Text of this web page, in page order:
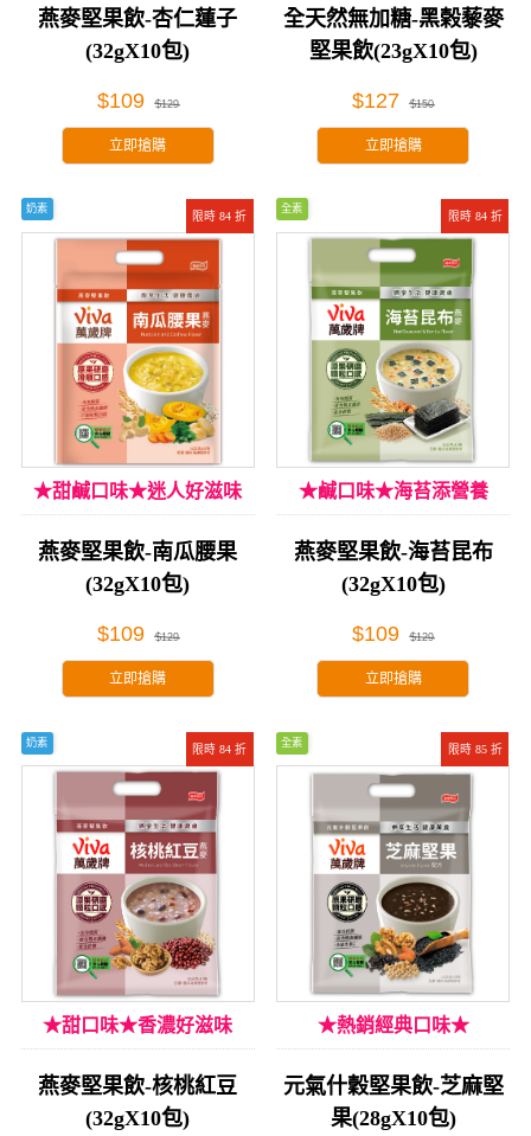
燕麥堅果飲-杏仁蓮子
(32gX10包)
$109 $129
立即搶購
全天然無加糖-黑榖藜麥
堅果飲(23gX10包)
$127 $150
立即搶購
限時 84 折
奶素
★甜鹹口味★迷人好滋味
燕麥堅果飲-南瓜腰果
(32gX10包)
$109 $129
立即搶購
限時 84 折
全素
★鹹口味★海苔添營養
燕麥堅果飲-海苔昆布
(32gX10包)
$109 $129
立即搶購
限時 84 折
奶素
★甜口味★香濃好滋味
燕麥堅果飲-核桃紅豆
(32gX10包)
限時 85 折
全素
★熱銷經典口味★
元氣什穀堅果飲-芝麻堅
果(28gX10包)